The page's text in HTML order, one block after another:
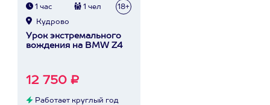
1 час 1 чел 18+
Кудрово
Урок экстремального
вождения на BMW Z4
12 750 ₽
Работает круглый год